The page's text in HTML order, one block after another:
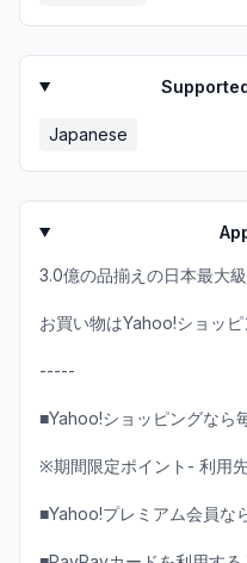
Japanese
3.0億の品揃えの日本最大
お買い物はYahoo!ショッピ
-----
■Yahoo!ショッピングなら
※期間限定ポイント- 利用先
■Yahoo!プレミアム会員な